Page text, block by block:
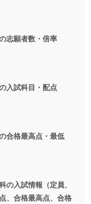
志願者数・倍率
入試科目・配点
合格最高点・最低
の入試情報（定員、
、合格最高点、合格